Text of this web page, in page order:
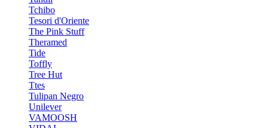
Tchibo
Tesori d'Oriente
The Pink Stuff
Theramed
Tide
Toffly
Tree Hut
Ttes
Tulipan Negro
Unilever
VAMOOSH